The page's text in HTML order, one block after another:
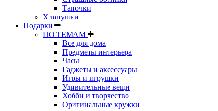
Тапочки
Хлопушки
Подарки
ПО ТЕМАМ
Все для дома
Предметы интерьера
Часы
Гаджеты и аксессуары
Игры и игрушки
Удивительные вещи
Хобби и творчество
Оригинальные кружки